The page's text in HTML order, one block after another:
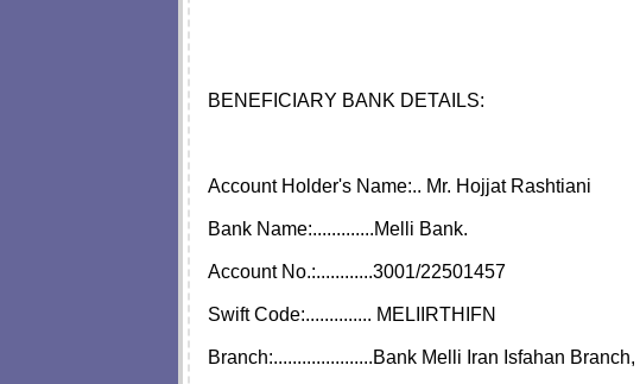
BENEFICIARY BANK DETAILS:
Account Holder's Name:.. Mr. Hojjat Rashtiani
Bank Name:.............Melli Bank.
Account No.:............3001/22501457
Swift Code:.............. MELIIRTHIFN
Branch:.....................Bank Melli Iran Isfahan